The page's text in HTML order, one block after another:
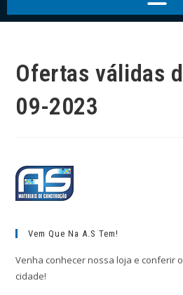
Ofertas válidas
09-2023
Vem Que Na A.S Tem!
Venha conhecer nossa loja e conferir
cidade!